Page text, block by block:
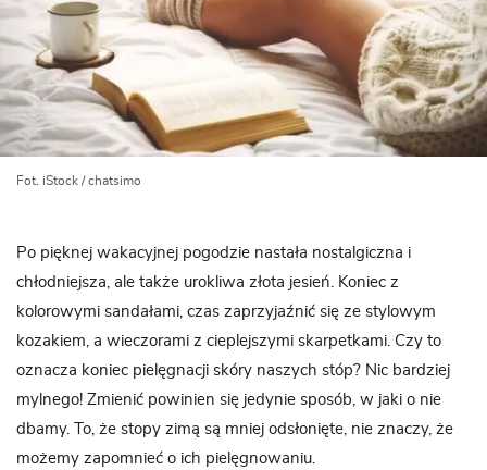
Fot. iStock / chatsimo
Po pięknej wakacyjnej pogodzie nastała nostalgiczna i
chłodniejsza, ale także urokliwa złota jesień. Koniec z
kolorowymi sandałami, czas zaprzyjaźnić się ze stylowym
kozakiem, a wieczorami z cieplejszymi skarpetkami. Czy to
oznacza koniec pielęgnacji skóry naszych stóp? Nic bardziej
mylnego! Zmienić powinien się jedynie sposób, w jaki o nie
dbamy. To, że stopy zimą są mniej odsłonięte, nie znaczy, że
możemy zapomnieć o ich pielęgnowaniu.